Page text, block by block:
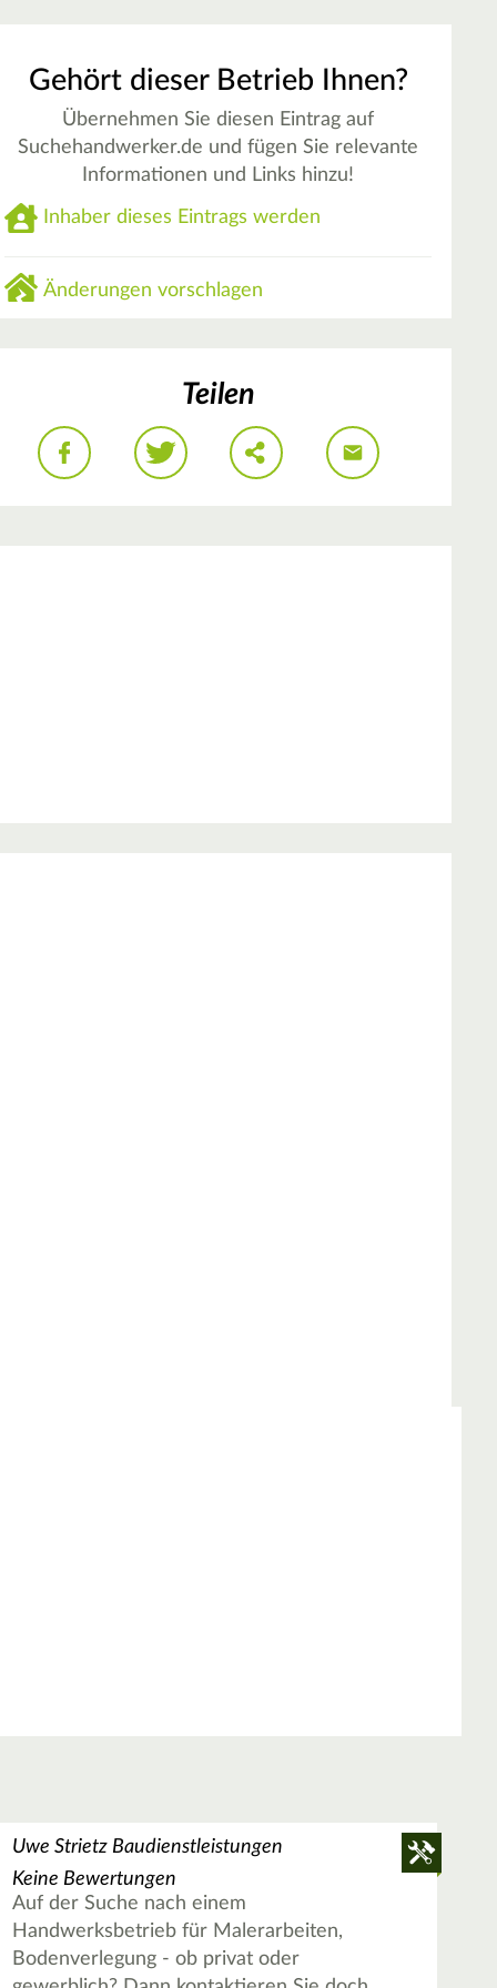
Gehört dieser Betrieb Ihnen?
Übernehmen Sie diesen Eintrag auf
Suchehandwerker.de und fügen Sie relevante
Informationen und Links hinzu!
Inhaber dieses Eintrags werden
Änderungen vorschlagen
Teilen
Uwe Strietz Baudienstleistungen
Keine Bewertungen
Auf der Suche nach einem
Handwerksbetrieb für Malerarbeiten,
Bodenverlegung - ob privat oder